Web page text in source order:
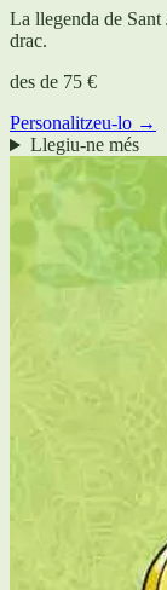
La llegenda de
drac.
des de 75 €
Personalitzeu-lo →
Llegiu-ne més